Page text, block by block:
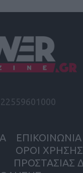
ΕΠΙΚΟΙΝΩΝΙΑ
ΟΡΟΙ
ΠΡΟΣΤΑΣΙΑΣ